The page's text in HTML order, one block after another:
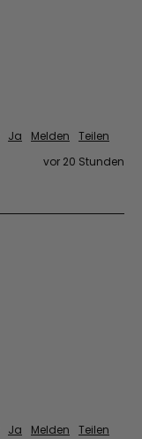
Ja Melden
Teilen
vor 20 Stunden
Ja Melden
Teilen